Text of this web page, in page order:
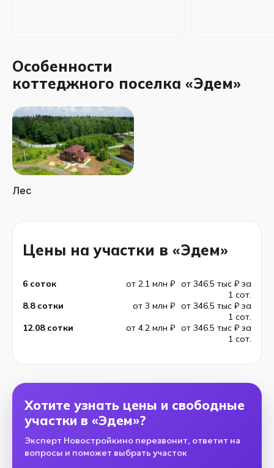
Особенности
коттеджного поселка «Эдем»
Лес
Цены на участки в «Эдем»
6 соток от 2.1 млн ₽ от 346.5 тыс ₽ за
1 сот.
8.8 сотки
от 3 млн ₽ от 346.5 тыс ₽ за
1 сот.
12.08 сотки
от 4.2 млн ₽ от 346.5 тыс ₽ за
1 сот.
Хотите узнать цены и свободные
участки в «Эдем»?
Эксперт Новостройкино перезвонит, ответит на
вопросы и поможет выбрать участок